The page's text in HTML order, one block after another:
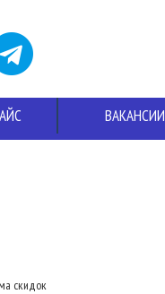
ВАКАНСИИ
скидок